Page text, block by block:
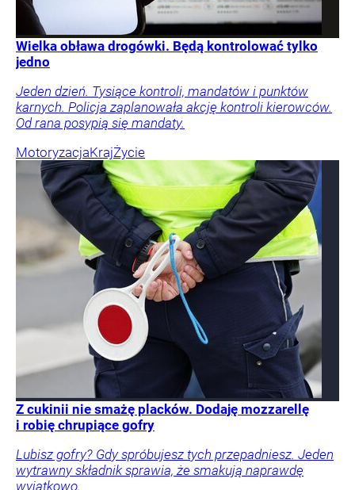
Wielka obława drogówki. Będą kontrolować tylko
jedno
Jeden dzień. Tysiące kontroli, mandatów i punktów
karnych. Policja zaplanowała akcję kontroli kierowców.
Od rana posypią się mandaty.
MotoryzacjaKrajŻycie
Z cukinii nie smażę placków. Dodaję mozzarellę
i robię chrupiące gofry
Lubisz gofry? Gdy spróbujesz tych przepadniesz. Jeden
wytrawny składnik sprawia, że smakują naprawdę
wyjątkowo.